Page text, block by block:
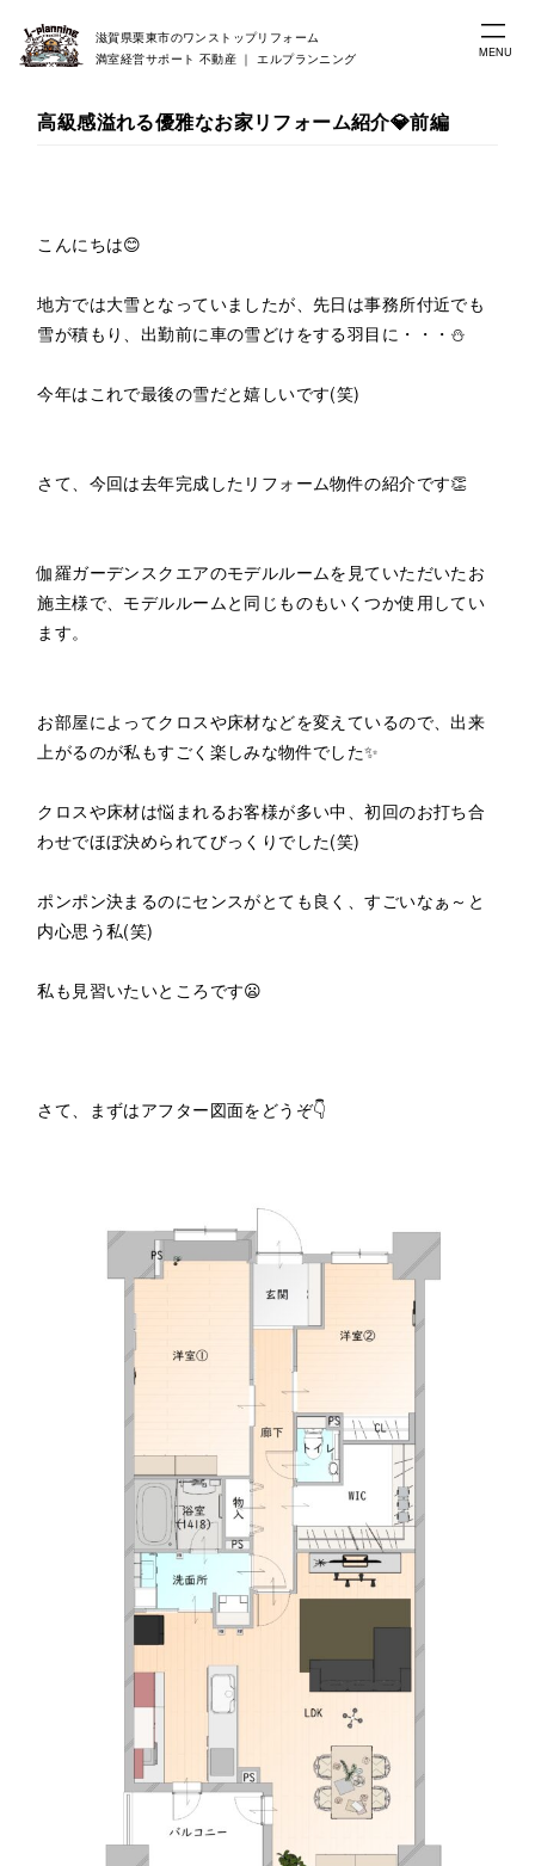
MENU
滋賀県栗東市のワンストップリフォーム
満室経営サポート 不動産 ｜ エルプランニング
高級感溢れる優雅なお家リフォーム紹介💎前編
こんにちは😊
地方では大雪となっていましたが、先日は事務所付近でも
雪が積もり、出勤前に車の雪どけをする羽目に・・・⛄
今年はこれで最後の雪だと嬉しいです(笑)
さて、今回は去年完成したリフォーム物件の紹介です👏
伽羅ガーデンスクエアのモデルルームを見ていただいたお
施主様で、モデルルームと同じものもいくつか使用してい
ます。
お部屋によってクロスや床材などを変えているので、出来
上がるのが私もすごく楽しみな物件でした✨
クロスや床材は悩まれるお客様が多い中、初回のお打ち合
わせでほぼ決められてびっくりでした(笑)
ポンポン決まるのにセンスがとても良く、すごいなぁ～と
内心思う私(笑)
私も見習いたいところです😦
さて、まずはアフター図面をどうぞ👇